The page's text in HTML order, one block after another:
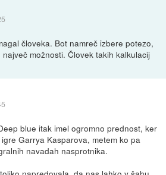
človeka. Bot namreč izbere potezo,
možnosti. Človek takih kalkulacij
blue itak imel ogromno prednost, ker
Garrya Kasparova, metem ko pa
navadah nasprotnika.